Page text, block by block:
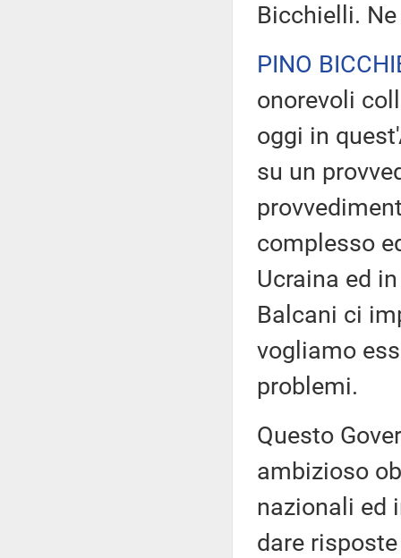
Bicchielli.
PINO
onorevoli
oggi in
su un
complesso
Ucraina ed
Balcani ci
vogliamo
problemi.
Questo
ambizioso
nazionali ed
dare